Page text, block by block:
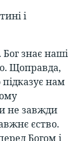
і
Бог знає наші
Щоправда,
нам
не завжди
єство.
Богом і